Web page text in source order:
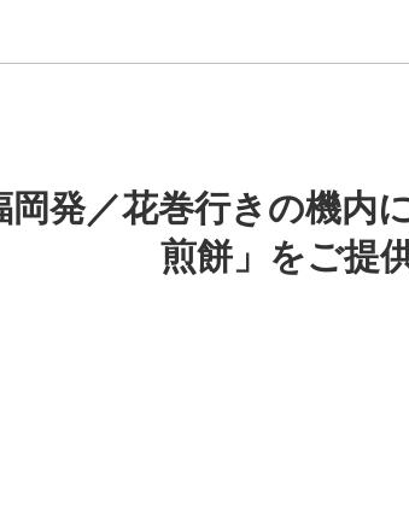
岡発／花巻行きの機内
煎餅」をご提